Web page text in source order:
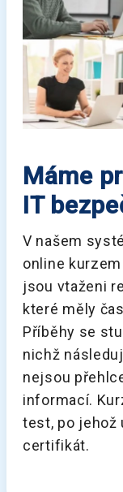
Máme
IT
V našem
online
jsou vtaženi
které měly
Příběhy se
nichž
nejsou
informací.
test, po jehož
certifikát.